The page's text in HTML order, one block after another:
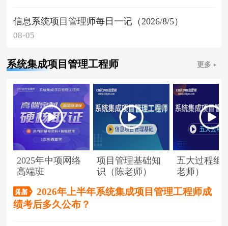
信息系统项目管理师每日一记（2026/8/5）
08-05
系统集成项目管理工程师 更多
2025年中项网络
高端班
项目管理基础知
识（陈老师）
五大过程组
老师）
2026年上半年系统集成项目管理工程师成
绩考后多久公布？